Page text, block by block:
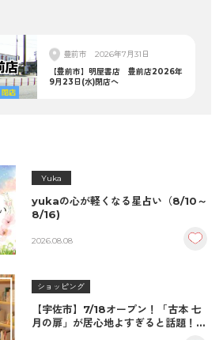
豊前市
2026年7月31日
【豊前市】明屋書店 豊前店2026年
9月23日(水)閉店へ
Yuka
yukaの心が軽くなる星占い（8/10～
8/16)
2026.08.08
ショッピング
【宇佐市】7/18オープン！「古本 七
月の扉」が居心地よすぎると話題！絶